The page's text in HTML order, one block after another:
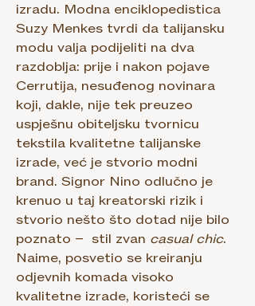
izradu. Modna enciklopedistica
Suzy Menkes tvrdi da talijansku
modu valja podijeliti na dva
razdoblja: prije i nakon pojave
Cerrutija, nesuđenog novinara
koji, dakle, nije tek preuzeo
uspješnu obiteljsku tvornicu
tekstila kvalitetne talijanske
izrade, već je stvorio modni
brand. Signor Nino odlučno je
krenuo u taj kreatorski rizik i
stvorio nešto što dotad nije bilo
poznato – stil zvan casual chic.
Naime, posvetio se kreiranju
odjevnih komada visoko
kvalitetne izrade, koristeći se